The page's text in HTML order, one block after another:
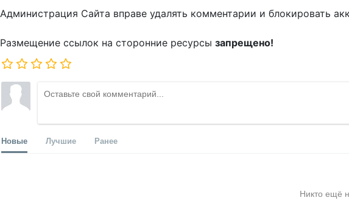
Администрация Сайта вправе удалять комментарии и блокировать
Размещение ссылок на сторонние ресурсы запрещено!
Новые Лучшие Ранее
Никто ещё